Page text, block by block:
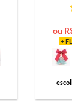
ou
+